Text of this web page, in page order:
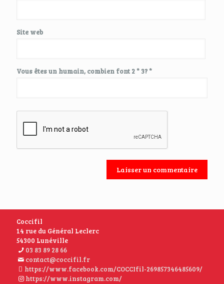
Site web
Vous êtes un humain, combien font 2 * 3? *
Coccifil
14 rue du Général Leclerc
54300 Lunéville
03 83 89 28 66
contact@coccifil.fr
https://www.facebook.com/COCCIfil-269857346485609/
https://www.instagram.com/